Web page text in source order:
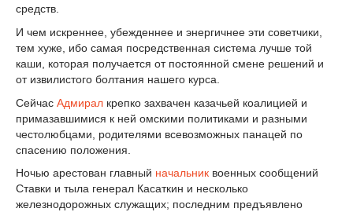
средств.
И чем искреннее, убежденнее и энергичнее эти советчики,
тем хуже, ибо самая посредственная система лучше той
каши, которая получается от постоянной смене решений и
от извилистого болтания нашего курса.
Сейчас Адмирал крепко захвачен казачьей коалицией и
примазавшимися к ней омскими политиками и разными
честолюбцами, родителями всевозможных панацей по
спасению положения.
Ночью арестован главный начальник военных сообщений
Ставки и тыла генерал Касаткин и несколько
железнодорожных служащих; последним предъявлено